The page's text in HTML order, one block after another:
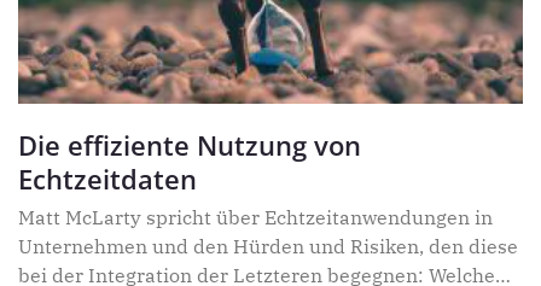
Die effiziente Nutzung von
Echtzeitdaten
Matt McLarty spricht über Echtzeitanwendungen in
Unternehmen und den Hürden und Risiken, den diese
bei der Integration der Letzteren begegnen: Welche